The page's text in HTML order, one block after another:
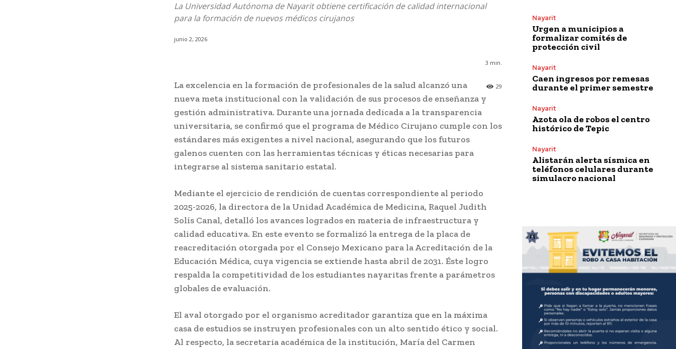
La Universidad Autónoma de Nayarit obtiene certificación de calidad internacional
para la formación de nuevos médicos cirujanos
junio 2, 2026
3 min.
29
La excelencia en la formación de profesionales de la salud alcanzó una
nueva meta institucional con la validación de sus procesos de enseñanza y
gestión administrativa. Durante una jornada dedicada a la transparencia
universitaria, se confirmó que el programa de Médico Cirujano cumple con los
estándares más exigentes a nivel nacional, asegurando que los futuros
galenos cuenten con las herramientas técnicas y éticas necesarias para
integrarse al sistema sanitario estatal.
Mediante el ejercicio de rendición de cuentas correspondiente al periodo
2025-2026, la directora de la Unidad Académica de Medicina, Raquel Judith
Solís Canal, detalló los avances logrados en materia de infraestructura y
calidad educativa. En este evento se formalizó la entrega de la placa de
reacreditación otorgada por el Consejo Mexicano para la Acreditación de la
Educación Médica, cuya vigencia se extiende hasta abril de 2031. Éste logro
respalda la competitividad de los estudiantes nayaritas frente a parámetros
globales de evaluación.
El aval otorgado por el organismo acreditador garantiza que en la máxima
casa de estudios se instruyen profesionales con un alto sentido ético y social.
Al respecto, la secretaria académica de la institución, María del Carmen
Nayarit
Urgen a municipios a
formalizar comités de
protección civil
Nayarit
Caen ingresos por remesas
durante el primer semestre
Nayarit
Azota ola de robos el centro
histórico de Tepic
Nayarit
Alistarán alerta sísmica en
teléfonos celulares durante
simulacro nacional